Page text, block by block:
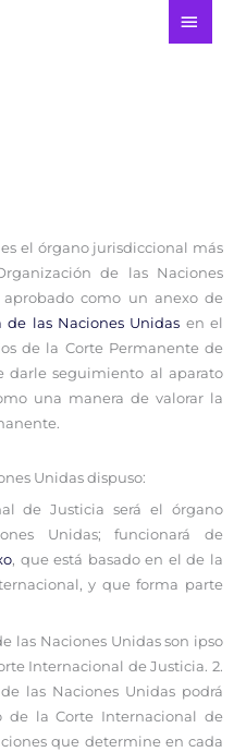
el órgano jurisdiccional más
de las Naciones
como un anexo de
de las Naciones Unidas en el
de la Corte Permanente de
darle seguimiento al aparato
una manera de valorar la
Unidas dispuso:
de Justicia será el órgano
Unidas; funcionará de
, que está basado en el de la
y que forma parte
las Naciones Unidas son ipso
Internacional de Justicia. 2.
las Naciones Unidas podrá
la Corte Internacional de
que determine en cada